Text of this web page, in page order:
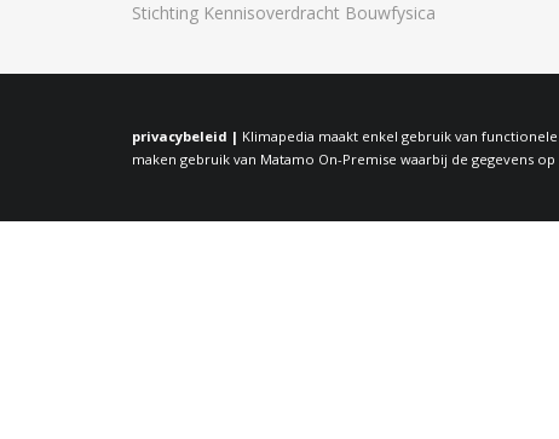
Stichting Kennisoverdracht Bouwfysica
privacybeleid | Klimapedia maakt enkel gebruik van
maken gebruik van Matamo On-Premise waarbij de gegevens